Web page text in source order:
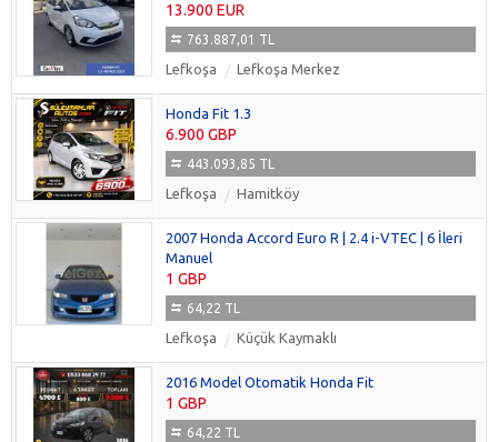
13.900 EUR
763.887,01 TL
Lefkoşa Lefkoşa Merkez
Honda Fit 1.3
6.900 GBP
443.093,85 TL
Lefkoşa Hamitköy
2007 Honda Accord Euro R | 2.4 i-VTEC | 6 İleri
Manuel
1 GBP
64,22 TL
Lefkoşa Küçük Kaymaklı
2016 Model Otomatik Honda Fit
1 GBP
64,22 TL